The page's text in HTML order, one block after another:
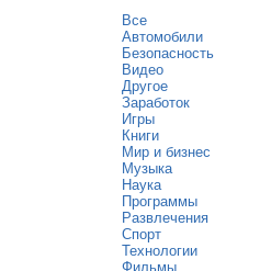
Все
Автомобили
Безопасность
Видео
Другое
Заработок
Игры
Книги
Мир и бизнес
Музыка
Наука
Программы
Развлечения
Спорт
Технологии
Фильмы